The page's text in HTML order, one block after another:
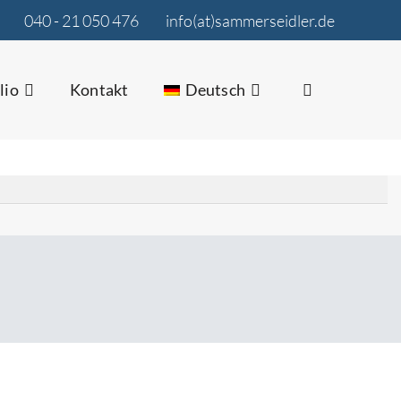
040 - 21 050 476 info(at)sammerseidler.de
Kontakt Deutsch